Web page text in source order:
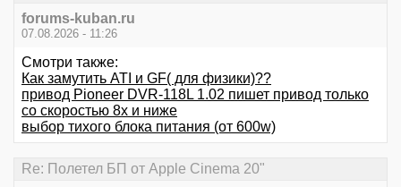
forums-kuban.ru
07.08.2026 - 11:26
Смотри также:
Как замутить ATI и GF( для физики)??
привод Pioneer DVR-118L 1.02 пишет привод только
со скоростью 8х и ниже
выбор тихого блока питания (от 600w)
Re: Полетел БП от Apple Cinema 20"